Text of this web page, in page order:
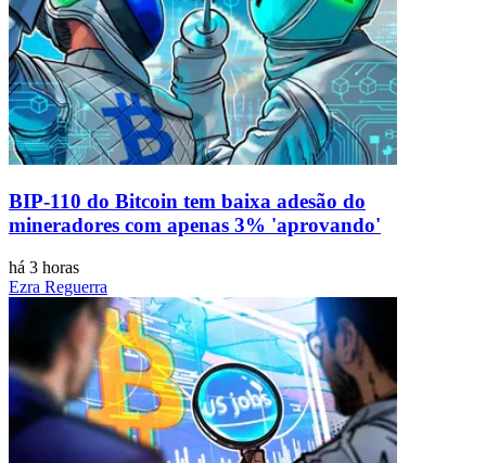
BIP-110 do Bitcoin tem baixa adesão do
mineradores com apenas 3% 'aprovando'
há 3 horas
Ezra Reguerra